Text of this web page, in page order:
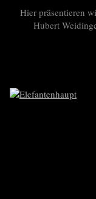
Hier präsentieren
Hubert